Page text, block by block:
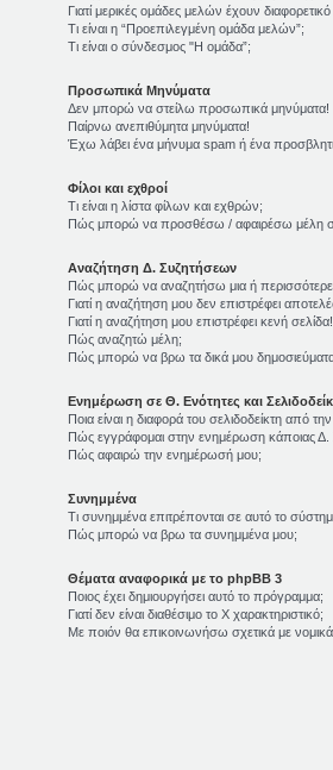
Γιατί μερικές ομάδες μελών έχουν
Τι είναι η “Προεπιλεγμένη ομάδα μελών”;
Τι είναι ο σύνδεσμος "Η ομάδα”;
Προσωπικά Μηνύματα
Δεν μπορώ να στείλω προσωπικά μηνύματα!
Παίρνω ανεπιθύμητα μηνύματα!
Έχω λάβει ένα μήνυμα spam ή ένα
Φίλοι και εχθροί
Τι είναι η λίστα φίλων και εχθρών;
Πώς μπορώ να προσθέσω / αφαιρέσω μέλη
Αναζήτηση Δ. Συζητήσεων
Πώς μπορώ να αναζητήσω μια ή
Γιατί η αναζήτηση μου δεν επιστρέφει
Γιατί η αναζήτηση μου επιστρέφει κενή
Πώς αναζητώ μέλη;
Πώς μπορώ να βρω τα δικά μου δημοσιεύματα
Ενημέρωση σε Θ. Ενότητες και
Ποια είναι η διαφορά του σελιδοδείκτη από
Πώς εγγράφομαι στην ενημέρωση κάποιας Δ.
Πώς αφαιρώ την ενημέρωσή μου;
Συνημμένα
Τι συνημμένα επιτρέπονται σε αυτό το
Πώς μπορώ να βρω τα συνημμένα μου;
Θέματα αναφορικά με το phpBB 3
Ποιος έχει δημιουργήσει αυτό το πρόγραμμα;
Γιατί δεν είναι διαθέσιμο το Χ χαρακτηριστικό;
Με ποιόν θα επικοινωνήσω σχετικά με